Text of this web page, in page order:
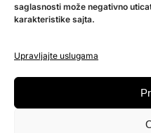
saglasnosti može negativno
karakteristike sajta.
Upravljajte uslugama
Česta pitanja